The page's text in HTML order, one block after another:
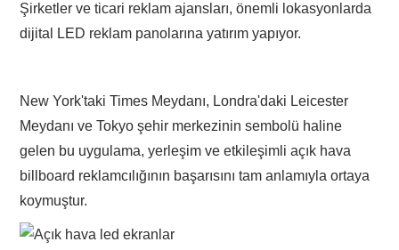
Şirketler ve ticari reklam ajansları, önemli lokasyonlarda
dijital LED reklam panolarına yatırım yapıyor.
New York'taki Times Meydanı, Londra'daki Leicester
Meydanı ve Tokyo şehir merkezinin sembolü haline
gelen bu uygulama, yerleşim ve etkileşimli açık hava
billboard reklamcılığının başarısını tam anlamıyla ortaya
koymuştur.